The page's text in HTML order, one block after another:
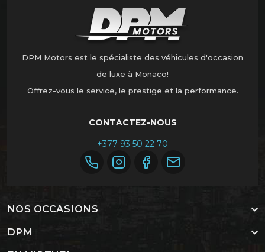
DPM Motors est le spécialiste des véhicules d'occasion
de luxe à Monaco!
Offrez-vous le service, le prestige et la performance.
CONTACTEZ-NOUS
+377 93 50 22 70
NOS OCCASIONS
DPM